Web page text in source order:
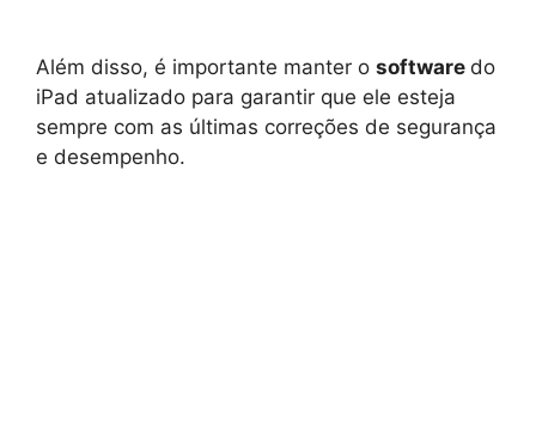
Além disso, é importante manter o software do
iPad atualizado para garantir que ele esteja
sempre com as últimas correções de segurança
e desempenho.